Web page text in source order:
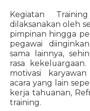
Kegiatan
dilaksanakan oleh
pimpinan hingga
pegawai
sama lainnya,
rasa
motivasi
acara yang lain
kerja tahuanan,
training.